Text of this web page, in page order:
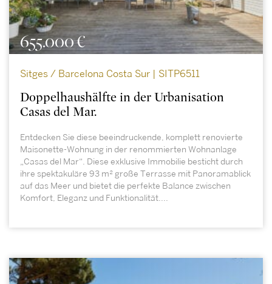
655.000 €
Sitges / Barcelona Costa Sur | SITP6511
Doppelhaushälfte in der Urbanisation
Casas del Mar.
Entdecken Sie diese beeindruckende, komplett renovierte
Maisonette-Wohnung in der renommierten Wohnanlage
„Casas del Mar“. Diese exklusive Immobilie besticht durch
ihre spektakuläre 93 m² große Terrasse mit Panoramablick
auf das Meer und bietet die perfekte Balance zwischen
Komfort, Eleganz und Funktionalität....